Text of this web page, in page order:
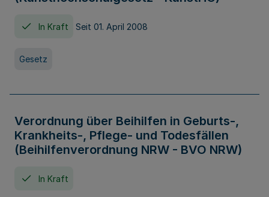
In Kraft Seit 01. April 2008
Gesetz
Verordnung über Beihilfen in Geburts-,
Krankheits-, Pflege- und Todesfällen
(Beihilfenverordnung NRW - BVO NRW)
In Kraft